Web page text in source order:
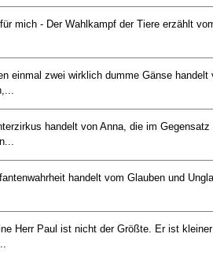
mich - Der Wahlkampf der Tiere erzählt
einmal zwei wirklich dumme Gänse handelt
handelt von Anna, die im Gegensatz
handelt vom Glauben und
Herr Paul ist nicht der Größte. Er ist